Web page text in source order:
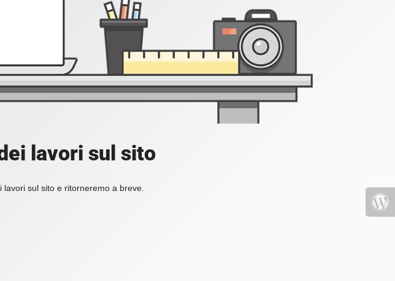
lavori sul sito
sul sito e ritorneremo a breve.